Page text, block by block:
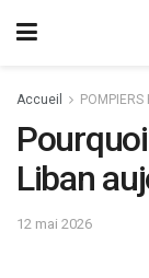
Accueil
Liban
12 mai 2026